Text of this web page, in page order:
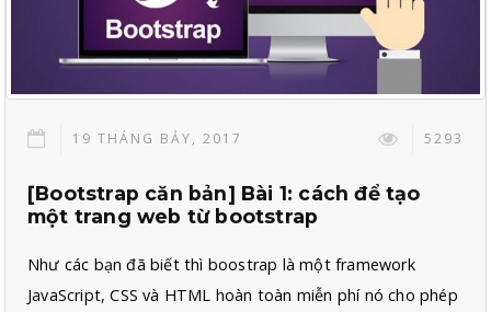
19 THÁNG BẢY, 2017 5293
[Bootstrap căn bản] Bài 1: cách để tạo
một trang web từ bootstrap
Như các bạn đã biết thì boostrap là một framework
JavaScript, CSS và HTML hoàn toàn miễn phí nó cho phép